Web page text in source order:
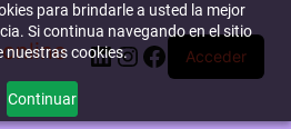
para brindarle a usted la mejor
Si continua navegando en el sitio
nuestras cookies.
Continuar
LinkedIn
Instagram
Facebook
Acceder